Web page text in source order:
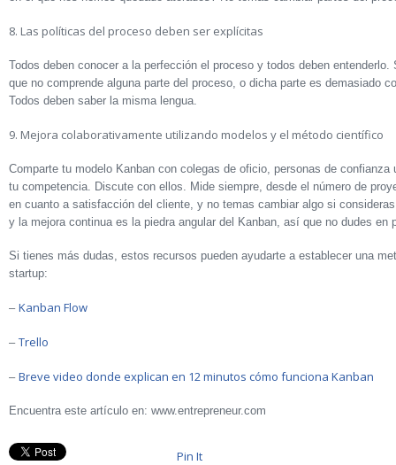
8. Las políticas del proceso deben ser explícitas
Todos deben conocer a la perfección el proceso y todos deben
que no comprende alguna parte del proceso, o dicha parte es demasiado
Todos deben saber la misma lengua.
9. Mejora colaborativamente utilizando modelos y el método científico
Comparte tu modelo Kanban con colegas de oficio, personas de confianza
tu competencia. Discute con ellos. Mide siempre, desde el número de
en cuanto a satisfacción del cliente, y no temas cambiar algo si
y la mejora continua es la piedra angular del Kanban, así que no dudes en
Si tienes más dudas, estos recursos pueden ayudarte a establecer una
startup:
– Kanban Flow
– Trello
– Breve video donde explican en 12 minutos cómo funciona Kanban
Encuentra este artículo en: www.entrepreneur.com
Pin It